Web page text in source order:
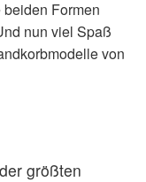
Formen
nun viel Spaß
von
größten